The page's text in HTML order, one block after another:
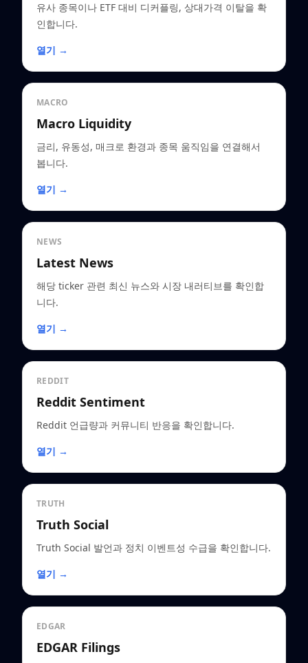
유사 종목이나 ETF 대비 디커플링, 상대가격 이탈을 확
인합니다.
열기 →
MACRO
Macro Liquidity
금리, 유동성, 매크로 환경과 종목 움직임을 연결해서
봅니다.
열기 →
NEWS
Latest News
해당 ticker 관련 최신 뉴스와 시장 내러티브를 확인합
니다.
열기 →
REDDIT
Reddit Sentiment
Reddit 언급량과 커뮤니티 반응을 확인합니다.
열기 →
TRUTH
Truth Social
Truth Social 발언과 정치 이벤트성 수급을 확인합니다.
열기 →
EDGAR
EDGAR Filings